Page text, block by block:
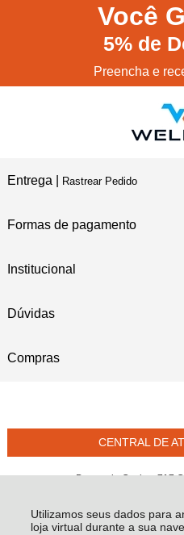
Utilizamos seus dados para
loja virtual durante a sua
Você
5% de
Preencha e
Entrega | Rastrear Pedido
Formas de pagamento
Institucional
Dúvidas
Compras
CENTRAL DE
Duque de Caxias, 717
L PEDROSO JUNIOR -
Todos os direitos reservados